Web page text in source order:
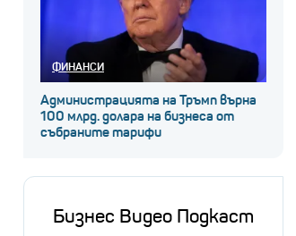
ФИНАНСИ
Администрацията на Тръмп върна
100 млрд. долара на бизнеса от
събраните тарифи
Бизнес Видео Подкаст